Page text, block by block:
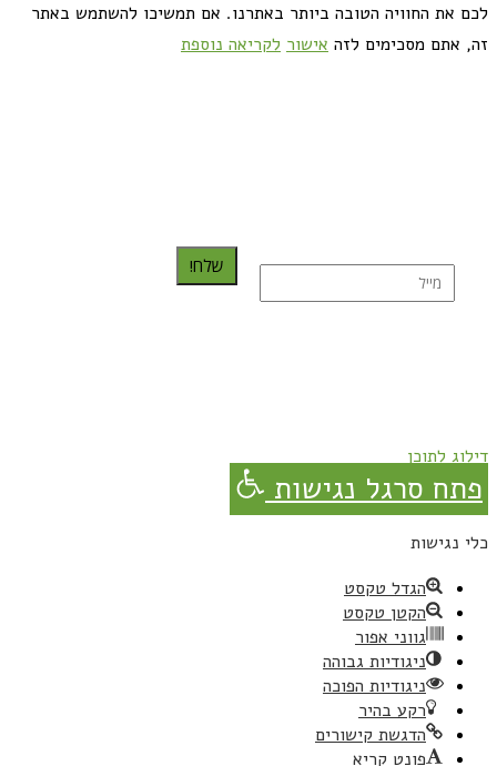
לכם את החוויה הטובה ביותר באתרנו. אם תמשיכו להשתמש באתר
זה, אתם מסכימים לזה אישור לקריאה נוספת
שלח!
דילוג לתוכן
פתח סרגל נגישות
כלי נגישות
הגדל טקסט
הקטן טקסט
גווני אפור
ניגודיות גבוהה
ניגודיות הפוכה
רקע בהיר
הדגשת קישורים
פונט קריא